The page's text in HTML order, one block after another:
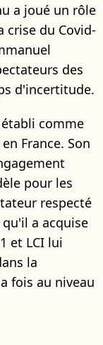
a joué un rôle
crise du Covid-
des
d'incertitude.
comme
France. Son
pour les
respecté
a acquise
et LCI lui
la
fois au niveau